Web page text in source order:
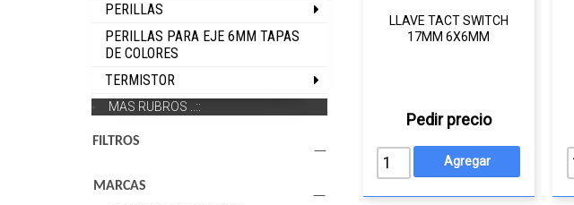
PERILLAS
PERILLAS PARA EJE 6MM TAPAS
DE COLORES
TERMISTOR
MAS RUBROS ..::
FILTROS
MARCAS
LLAVE TACT SWITCH
17MM 6X6MM
Pedir precio